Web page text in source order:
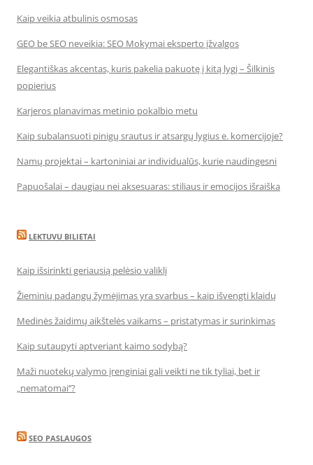
Kaip veikia atbulinis osmosas
GEO be SEO neveikia: SEO Mokymai eksperto įžvalgos
Elegantiškas akcentas, kuris pakelia pakuotę į kitą lygį – Šilkinis
popierius
Karjeros planavimas metinio pokalbio metu
Kaip subalansuoti pinigų srautus ir atsargų lygius e. komercijoje?
Namų projektai – kartoniniai ar individualūs, kurie naudingesni
Papuošalai – daugiau nei aksesuaras: stiliaus ir emocijos išraiška
LEKTUVU BILIETAI
Kaip išsirinkti geriausią pelėsio valiklį
Žieminių padangų žymėjimas yra svarbus – kaip išvengti klaidų
Medinės žaidimų aikštelės vaikams – pristatymas ir surinkimas
Kaip sutaupyti aptveriant kaimo sodybą?
Maži nuotekų valymo įrenginiai gali veikti ne tik tyliai, bet ir
„nematomai‘‘?
SEO PASLAUGOS